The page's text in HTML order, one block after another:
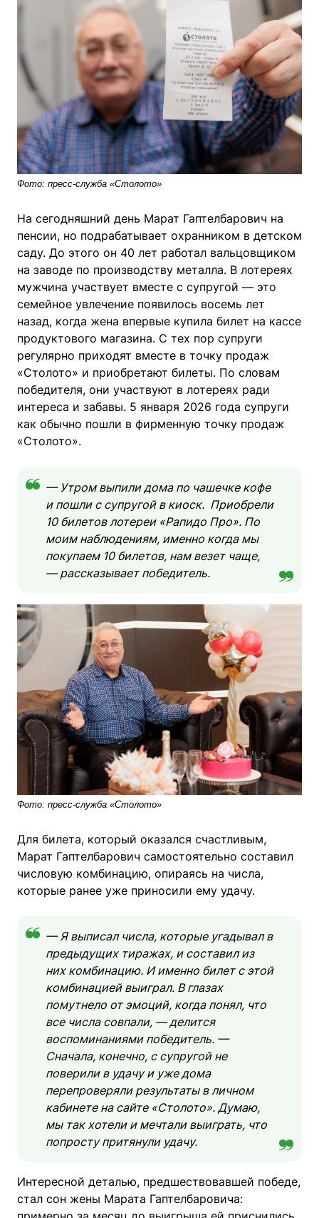
Фото: пресс-служба «Столото»
На сегодняшний день Марат Гаптелбарович на
пенсии, но подрабатывает охранником в детском
саду. До этого он 40 лет работал вальцовщиком
на заводе по производству металла. В лотереях
мужчина участвует вместе с супругой — это
семейное увлечение появилось восемь лет
назад, когда жена впервые купила билет на кассе
продуктового магазина. С тех пор супруги
регулярно приходят вместе в точку продаж
«Столото» и приобретают билеты. По словам
победителя, они участвуют в лотереях ради
интереса и забавы. 5 января 2026 года супруги
как обычно пошли в фирменную точку продаж
«Столото».
— Утром выпили дома по чашечке кофе
и пошли с супругой в киоск. Приобрели
10 билетов лотереи «Рапидо Про». По
моим наблюдениям, именно когда мы
покупаем 10 билетов, нам везет чаще,
— рассказывает победитель.
Фото: пресс-служба «Столото»
Для билета, который оказался счастливым,
Марат Гаптелбарович самостоятельно составил
числовую комбинацию, опираясь на числа,
которые ранее уже приносили ему удачу.
— Я выписал числа, которые угадывал в
предыдущих тиражах, и составил из
них комбинацию. И именно билет с этой
комбинацией выиграл. В глазах
помутнело от эмоций, когда понял, что
все числа совпали, — делится
воспоминаниями победитель. —
Сначала, конечно, с супругой не
поверили в удачу и уже дома
перепроверяли результаты в личном
кабинете на сайте «Столото». Думаю,
мы так хотели и мечтали выиграть, что
попросту притянули удачу.
Интересной деталью, предшествовавшей победе,
стал сон жены Марата Гаптелбаровича: